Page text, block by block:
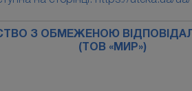
З ОБМЕЖЕНОЮ
(ТОВ «МИР»)